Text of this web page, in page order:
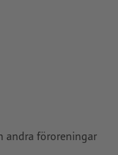
andra föroreningar